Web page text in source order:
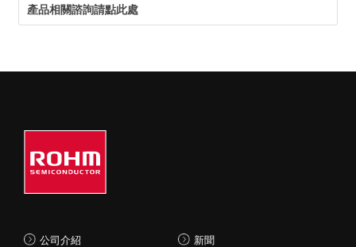
產品相關諮詢請點此處
公司介紹 新聞